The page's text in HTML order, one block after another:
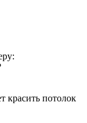
красить потолок